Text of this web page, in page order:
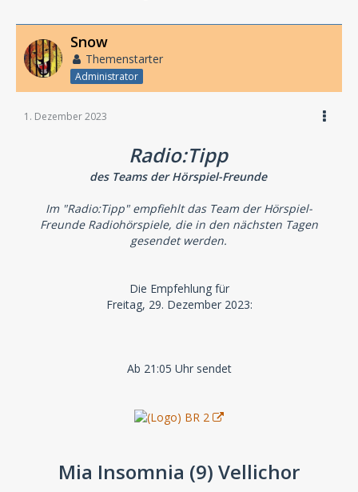
Snow
Themenstarter
Administrator
1. Dezember 2023
Radio:Tipp
des Teams der Hörspiel-Freunde
Im "Radio:Tipp" empfiehlt das Team der Hörspiel-
Freunde Radiohörspiele, die in den nächsten Tagen
gesendet werden.
Die Empfehlung für
Freitag, 29. Dezember 2023:
Ab 21:05 Uhr sendet
Mia Insomnia (9) Vellichor